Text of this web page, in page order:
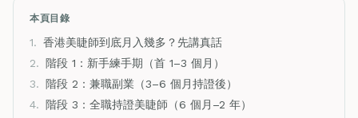
本頁目錄
1. 香港美睫師到底月入幾多？先講真話
2.
階段 1：新手練手期（首 1–3 個月）
3.
階段 2：兼職副業（3–6 個月持證後）
4.
階段 3：全職持證美睫師（6 個月–2 年）